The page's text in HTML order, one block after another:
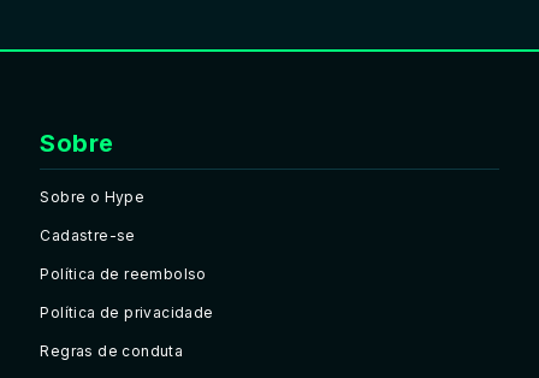
Sobre
Sobre o Hype
Cadastre-se
Política de reembolso
Política de privacidade
Regras de conduta